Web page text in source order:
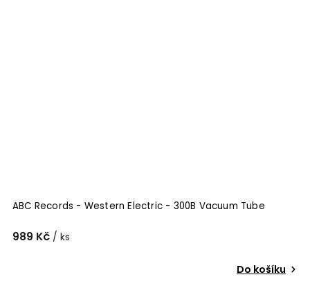
ABC Records - Western Electric - 300B Vacuum Tube
989 Kč / ks
Do košíku